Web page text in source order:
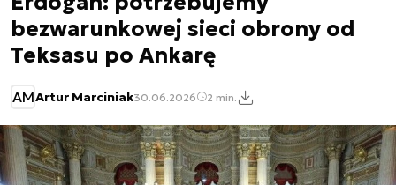
bezwarunkowej sieci obrony od
Teksasu po Ankarę
AMArtur Marciniak30.06.2026 2 min.